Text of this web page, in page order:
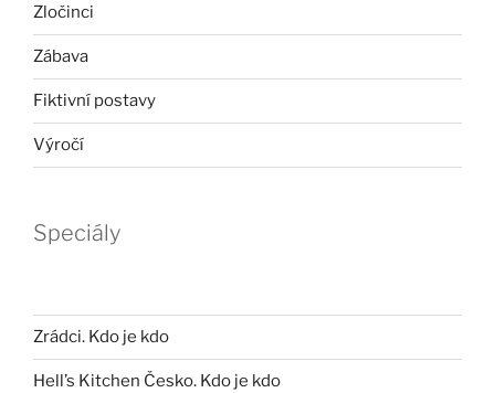
Zločinci
Zábava
Fiktivní postavy
Výročí
Speciály
Zrádci. Kdo je kdo
Hell’s Kitchen Česko. Kdo je kdo